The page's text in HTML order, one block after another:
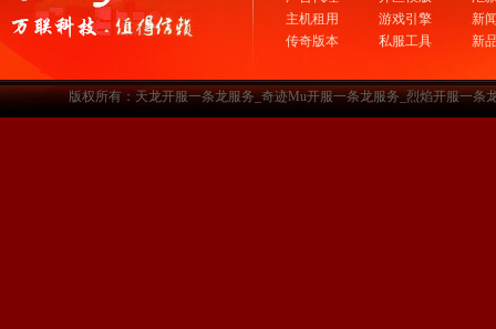
主机租用
传奇版本
游戏引擎
私服工具
新
新
版权所有：天龙开服一条龙服务_奇迹Mu开服一条龙服务_烈焰开服一条